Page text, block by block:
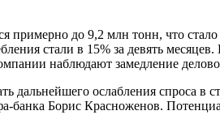
примерно до 9,2 млн тонн, что
стали в 15% за девять
наблюдают замедление
дальнейшего ослабления спроса в
Борис Красноженов.